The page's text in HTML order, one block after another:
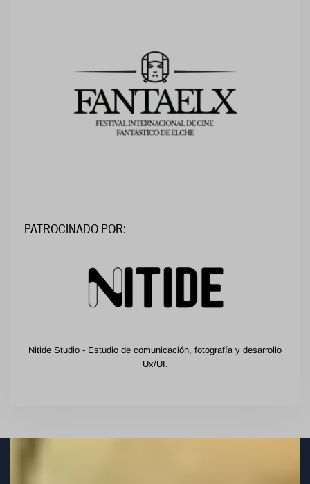
PATROCINADO POR:
Nitide Studio - Estudio de comunicación, fotografía y desarrollo
Ux/UI.